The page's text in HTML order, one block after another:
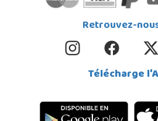
Retrouvez-
Télécharge